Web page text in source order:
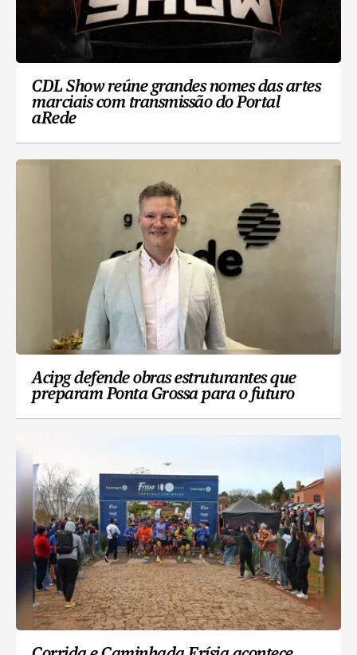
CDL Show reúne grandes nomes das artes
marciais com transmissão do Portal
aRede
Acipg defende obras estruturantes que
preparam Ponta Grossa para o futuro